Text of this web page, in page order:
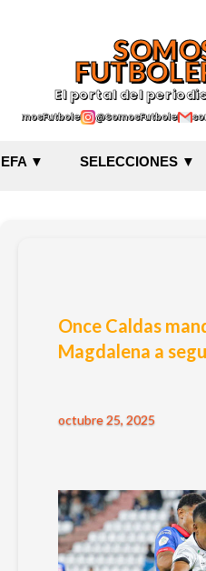
El portal del
@SomosFutboleros
▼ SELECCIONES ▼
Once Caldas
Magdalena a
octubre 25, 2025